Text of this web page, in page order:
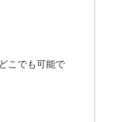
こでも可能で